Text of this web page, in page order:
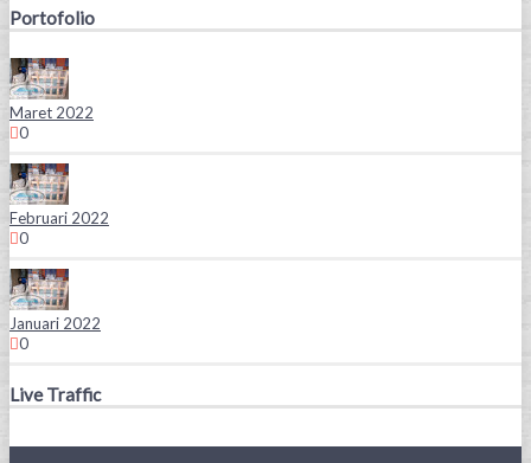
Portofolio
Maret 2022
0
Februari 2022
0
Januari 2022
0
Live Traffic